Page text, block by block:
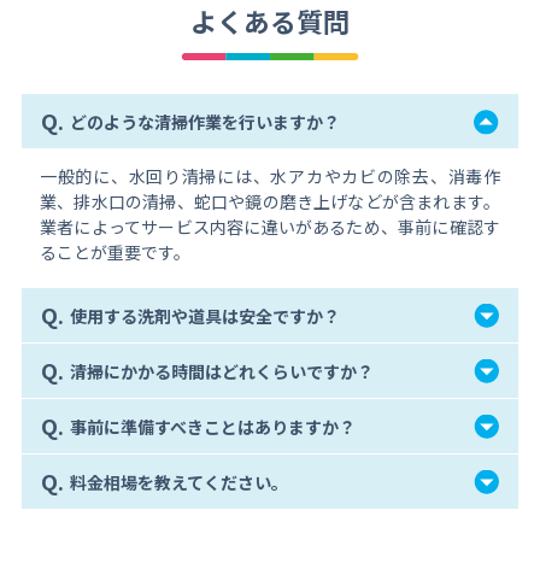
よくある質問
Q. どのような清掃作業を行いますか？
一般的に、水回り清掃には、水アカやカビの除去、消毒作
業、排水口の清掃、蛇口や鏡の磨き上げなどが含まれます。
業者によってサービス内容に違いがあるため、事前に確認す
ることが重要です。
Q. 使用する洗剤や道具は安全ですか？
Q. 清掃にかかる時間はどれくらいですか？
Q. 事前に準備すべきことはありますか？
Q. 料金相場を教えてください。